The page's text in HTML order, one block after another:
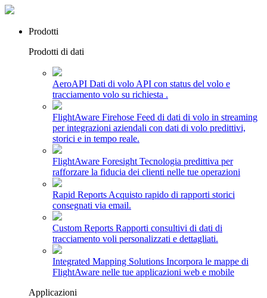
Prodotti
Prodotti di dati
AeroAPI Dati di volo API con status del volo e
tracciamento volo su richiesta .
FlightAware Firehose Feed di dati di volo in streaming
per integrazioni aziendali con dati di volo predittivi,
storici e in tempo reale.
FlightAware Foresight Tecnologia predittiva per
rafforzare la fiducia dei clienti nelle tue operazioni
Rapid Reports Acquisto rapido di rapporti storici
consegnati via email.
Custom Reports Rapporti consultivi di dati di
tracciamento voli personalizzati e dettagliati.
Integrated Mapping Solutions Incorpora le mappe di
FlightAware nelle tue applicazioni web e mobile
Applicazioni